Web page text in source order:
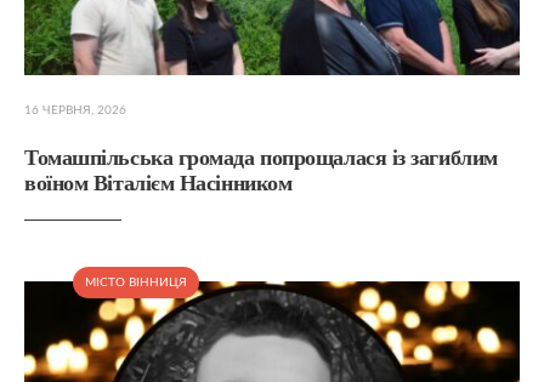
16 ЧЕРВНЯ, 2026
Томашпільська громада попрощалася із загиблим
воїном Віталієм Насінником
МІСТО ВІННИЦЯ